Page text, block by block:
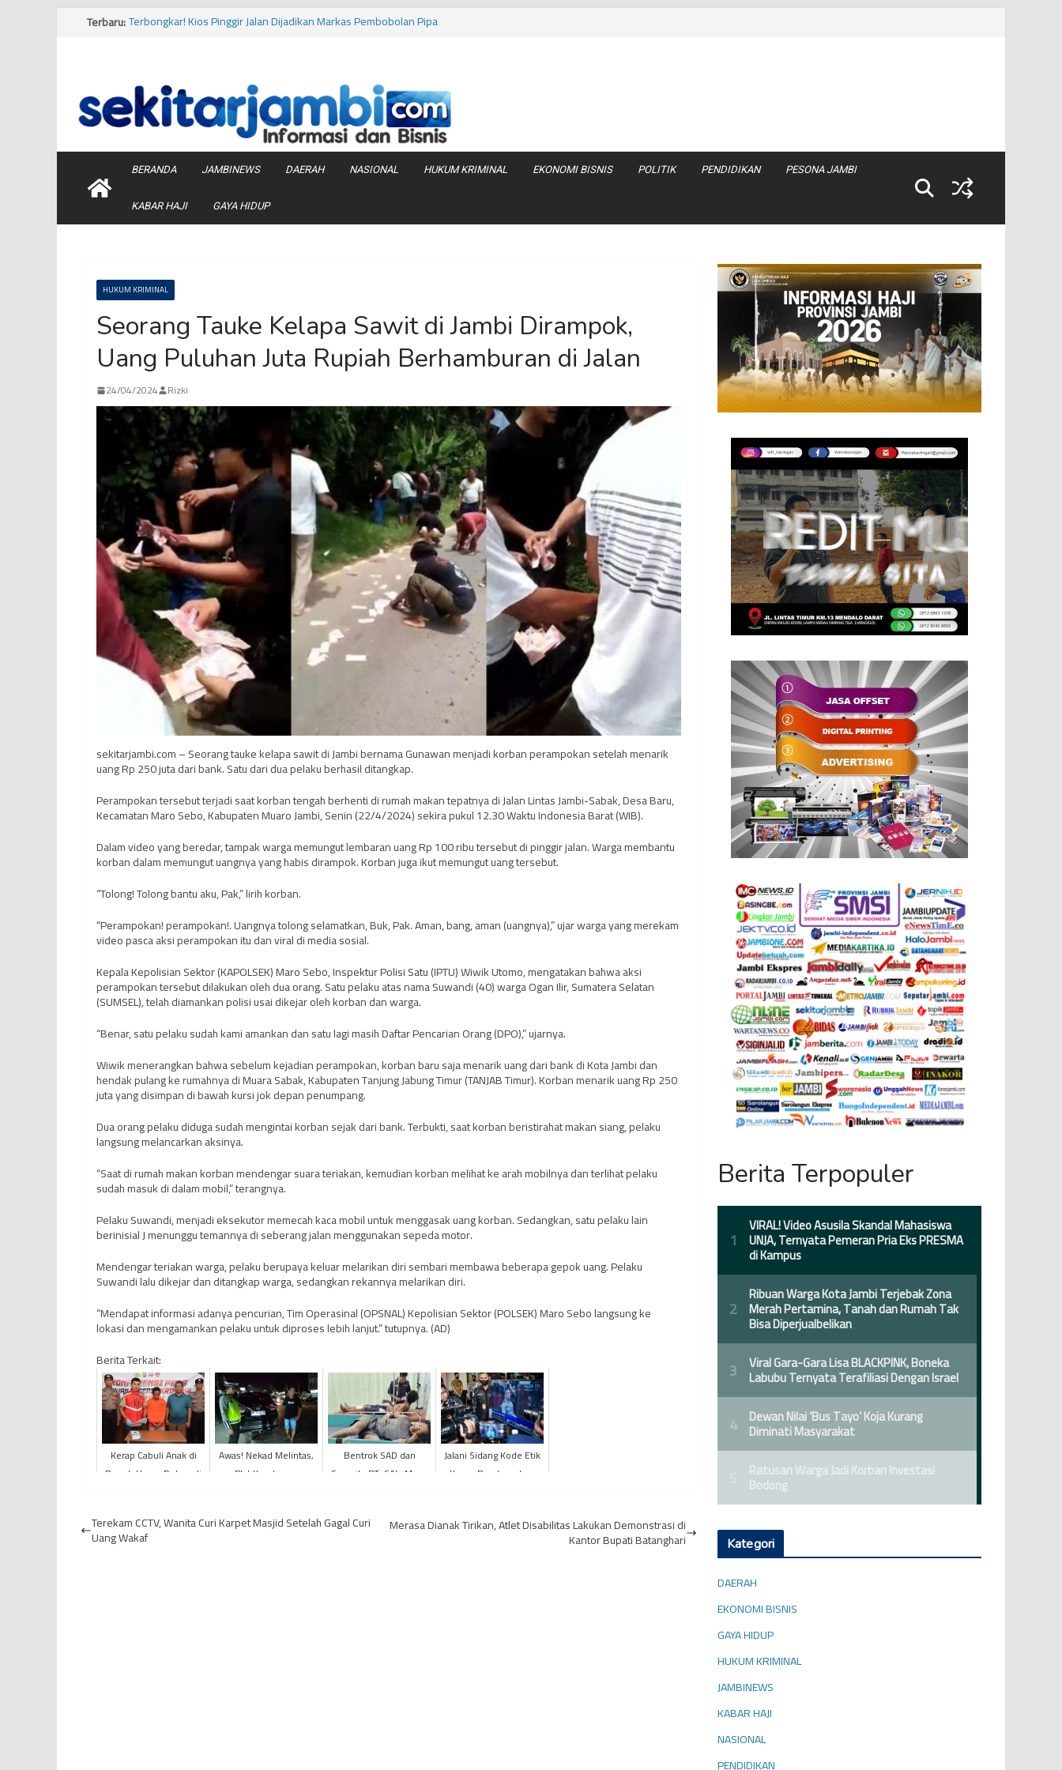
Skip Terbaru:Terbongkar! Kios Pinggir Jalan Dijadikan Markas Pembobolan Pipa
Makanan
Musim Kemarau, PERUMDA Tirta Mayang Kurangi Produksi Air
Bersih
Tragis, Dua Bocah Diserang Buaya di Kabupaten Tanjung Jabung
Barat
BERANDA JAMBINEWS DAERAH NASIONAL HUKUM KRIMINAL EKONOMI BISNIS POLITIK PENDIDIKAN PESONA JAMBI
KABAR HAJI GAYA HIDUP
HUKUM KRIMINAL
Seorang Tauke Kelapa Sawit di Jambi Dirampok,
Uang Puluhan Juta Rupiah Berhamburan di Jalan
24/04/2024 Rizki
sekitarjambi.com – Seorang tauke kelapa sawit di Jambi bernama Gunawan menjadi korban perampokan setelah menarik
uang Rp 250 juta dari bank. Satu dari dua pelaku berhasil ditangkap.
Perampokan tersebut terjadi saat korban tengah berhenti di rumah makan tepatnya di Jalan Lintas Jambi-Sabak, Desa Baru,
Kecamatan Maro Sebo, Kabupaten Muaro Jambi, Senin (22/4/2024) sekira pukul 12.30 Waktu Indonesia Barat (WIB).
Dalam video yang beredar, tampak warga memungut lembaran uang Rp 100 ribu tersebut di pinggir jalan. Warga membantu
korban dalam memungut uangnya yang habis dirampok. Korban juga ikut memungut uang tersebut.
“Tolong! Tolong bantu aku, Pak,” lirih korban.
“Perampokan! perampokan!. Uangnya tolong selamatkan, Buk, Pak. Aman, bang, aman (uangnya),” ujar warga yang merekam
video pasca aksi perampokan itu dan viral di media sosial.
Kepala Kepolisian Sektor (KAPOLSEK) Maro Sebo, Inspektur Polisi Satu (IPTU) Wiwik Utomo, mengatakan bahwa aksi
perampokan tersebut dilakukan oleh dua orang. Satu pelaku atas nama Suwandi (40) warga Ogan Ilir, Sumatera Selatan
(SUMSEL), telah diamankan polisi usai dikejar oleh korban dan warga.
“Benar, satu pelaku sudah kami amankan dan satu lagi masih Daftar Pencarian Orang (DPO),” ujarnya.
Wiwik menerangkan bahwa sebelum kejadian perampokan, korban baru saja menarik uang dari bank di Kota Jambi dan
hendak pulang ke rumahnya di Muara Sabak, Kabupaten Tanjung Jabung Timur (TANJAB Timur). Korban menarik uang Rp 250
juta yang disimpan di bawah kursi jok depan penumpang.
Dua orang pelaku diduga sudah mengintai korban sejak dari bank. Terbukti, saat korban beristirahat makan siang, pelaku
langsung melancarkan aksinya.
“Saat di rumah makan korban mendengar suara teriakan, kemudian korban melihat ke arah mobilnya dan terlihat pelaku
sudah masuk di dalam mobil,” terangnya.
Pelaku Suwandi, menjadi eksekutor memecah kaca mobil untuk menggasak uang korban. Sedangkan, satu pelaku lain
berinisial J menunggu temannya di seberang jalan menggunakan sepeda motor.
Mendengar teriakan warga, pelaku berupaya keluar melarikan diri sembari membawa beberapa gepok uang. Pelaku
Suwandi lalu dikejar dan ditangkap warga, sedangkan rekannya melarikan diri.
“Mendapat informasi adanya pencurian, Tim Operasinal (OPSNAL) Kepolisian Sektor (POLSEK) Maro Sebo langsung ke
lokasi dan mengamankan pelaku untuk diproses lebih lanjut.” tutupnya. (AD)
Berita Terkait:
Kerap Cabuli Anak di
Bawah Umur, Dukun di
Awas! Nekad Melintas,
Plat Kendaraan
Bentrok SAD dan
Security PT. SAL, Mess
Jalani Sidang Kode Etik
Kasus Pembunuhan
Terekam CCTV, Wanita Curi Karpet Masjid Setelah Gagal Curi
Uang Wakaf
Merasa Dianak Tirikan, Atlet Disabilitas Lakukan Demonstrasi di
Kantor Bupati Batanghari
Berita Terpopuler
Kategori
DAERAH
EKONOMI BISNIS
GAYA HIDUP
HUKUM KRIMINAL
JAMBINEWS
KABAR HAJI
NASIONAL
PENDIDIKAN